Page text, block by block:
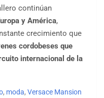
continúan
y América,
crecimiento que
cordobeses que
internacional de la
, moda, Versace Mansion